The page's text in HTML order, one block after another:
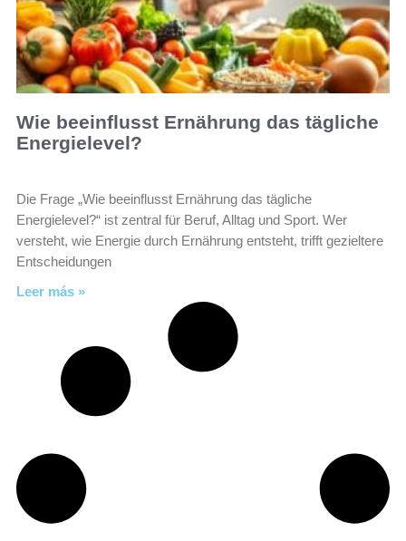
Wie beeinflusst Ernährung das tägliche
Energielevel?
Die Frage „Wie beeinflusst Ernährung das tägliche
Energielevel?“ ist zentral für Beruf, Alltag und Sport. Wer
versteht, wie Energie durch Ernährung entsteht, trifft gezieltere
Entscheidungen
Leer más »